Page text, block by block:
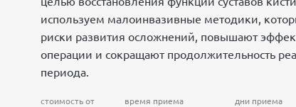
используем малоинвазивные методики,
риски развития осложнений, повышают
операции и сокращают продолжительность
периода.
стоимость от время приема дни приема